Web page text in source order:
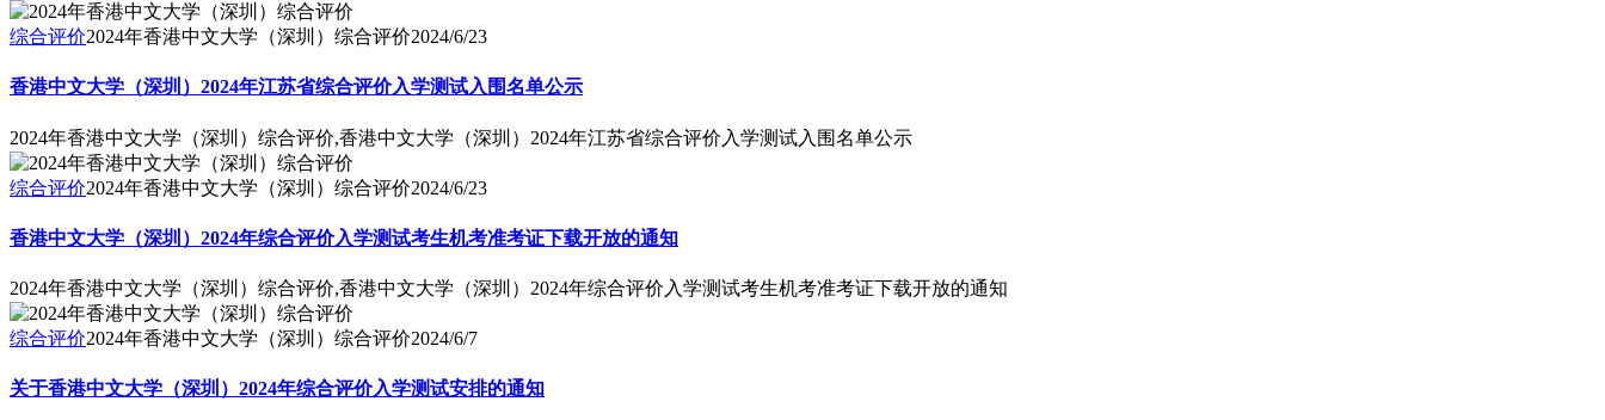
综合评价2024年香港中文大学（深圳）综合评价2024/6/23
香港中文大学（深圳）2024年江苏省综合评价入学测试入围名单公示
2024年香港中文大学（深圳）综合评价,香港中文大学（深圳）2024年江苏省综合评价入学测试入围名单公示
综合评价2024年香港中文大学（深圳）综合评价2024/6/23
香港中文大学（深圳）2024年综合评价入学测试考生机考准考证下载开放的通知
2024年香港中文大学（深圳）综合评价,香港中文大学（深圳）2024年综合评价入学测试考生机考准考证下载开放的通知
综合评价2024年香港中文大学（深圳）综合评价2024/6/7
关于香港中文大学（深圳）2024年综合评价入学测试安排的通知